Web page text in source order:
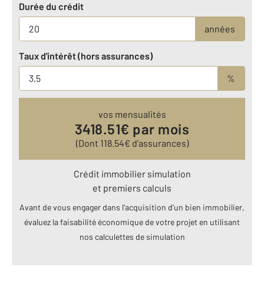
Durée du crédit
années
Taux d'intérêt (hors assurances)
%
vos mensualités
3418.51€ par mois
(Dont 118.54€ d’assurances)
Crédit immobilier simulation
et premiers calculs
Avant de vous engager dans l’acquisition d’un bien immobilier,
évaluez la faisabilité économique de votre projet en utilisant
nos calculettes de simulation